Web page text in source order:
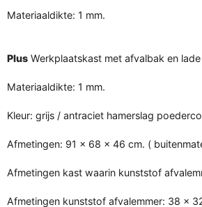
Materiaaldikte: 1 mm.
Plus Werkplaatskast met afvalbak en
Materiaaldikte: 1 mm.
Kleur: grijs / antraciet hamerslag
Afmetingen: 91 x 68 x 46 cm. (
Afmetingen kast waarin kunststof
Afmetingen kunststof afvalemmer: 38 x